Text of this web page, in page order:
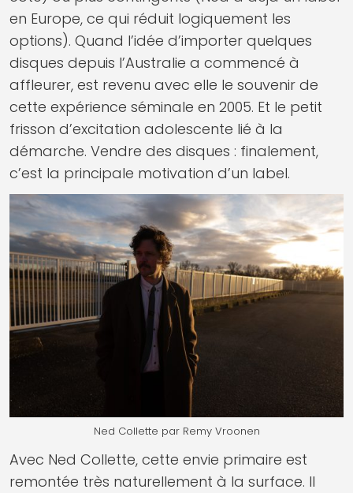
en Europe, ce qui réduit logiquement les
options). Quand l’idée d’importer quelques
disques depuis l’Australie a commencé à
affleurer, est revenu avec elle le souvenir de
cette expérience séminale en 2005. Et le petit
frisson d’excitation adolescente lié à la
démarche. Vendre des disques : finalement,
c’est la principale motivation d’un label.
Ned Collette par Remy Vroonen
Avec Ned Collette, cette envie primaire est
remontée très naturellement à la surface. Il